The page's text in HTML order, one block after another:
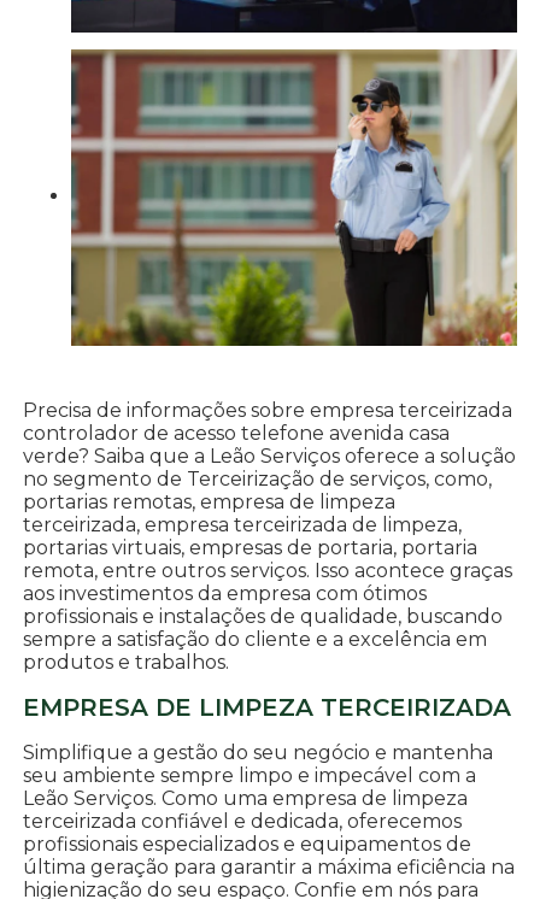
Precisa de informações sobre empresa terceirizada
controlador de acesso telefone avenida casa
verde? Saiba que a Leão Serviços oferece a solução
no segmento de Terceirização de serviços, como,
portarias remotas, empresa de limpeza
terceirizada, empresa terceirizada de limpeza,
portarias virtuais, empresas de portaria, portaria
remota, entre outros serviços. Isso acontece graças
aos investimentos da empresa com ótimos
profissionais e instalações de qualidade, buscando
sempre a satisfação do cliente e a excelência em
produtos e trabalhos.
EMPRESA DE LIMPEZA TERCEIRIZADA
Simplifique a gestão do seu negócio e mantenha
seu ambiente sempre limpo e impecável com a
Leão Serviços. Como uma empresa de limpeza
terceirizada confiável e dedicada, oferecemos
profissionais especializados e equipamentos de
última geração para garantir a máxima eficiência na
higienização do seu espaço. Confie em nós para